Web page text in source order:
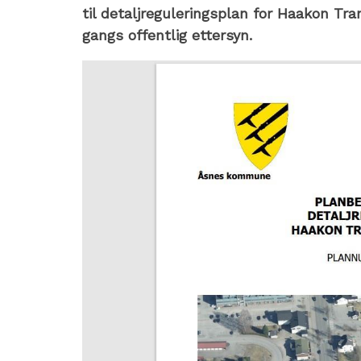
til detaljreguleringsplan for Haakon
gangs offentlig ettersyn.